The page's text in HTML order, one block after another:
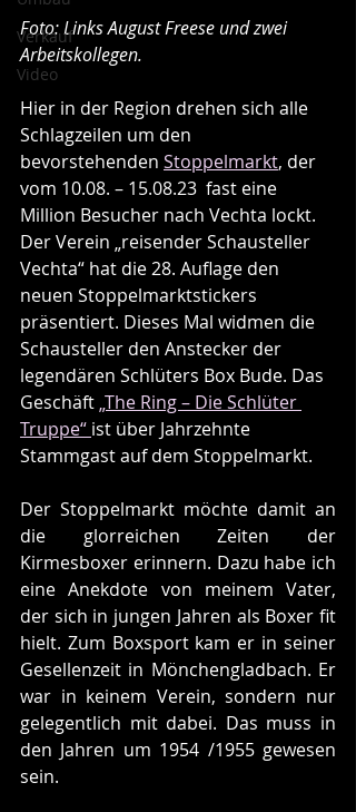
Verkauf
Video
Foto: Links August Freese und zwei
Arbeitskollegen.
Hier in der Region drehen sich alle
Schlagzeilen um den
bevorstehenden Stoppelmarkt, der
vom 10.08. – 15.08.23  fast eine
Million Besucher nach Vechta lockt.
Der Verein „reisender Schausteller
Vechta“ hat die 28. Auflage den
neuen Stoppelmarktstickers
präsentiert. Dieses Mal widmen die
Schausteller den Anstecker der
legendären Schlüters Box Bude. Das
Geschäft „The Ring – Die Schlüter
Truppe“ ist über Jahrzehnte
Stammgast auf dem Stoppelmarkt.
Der Stoppelmarkt möchte damit an
die glorreichen Zeiten der
Kirmesboxer erinnern. Dazu habe ich
eine Anekdote von meinem Vater,
der sich in jungen Jahren als Boxer fit
hielt. Zum Boxsport kam er in seiner
Gesellenzeit in Mönchengladbach. Er
war in keinem Verein, sondern nur
gelegentlich mit dabei. Das muss in
den Jahren um 1954 /1955 gewesen
sein.